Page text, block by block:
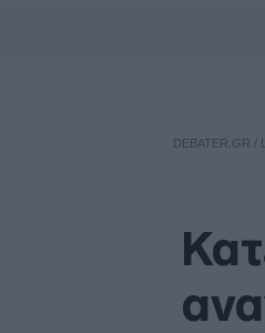
DEBATER.GR /